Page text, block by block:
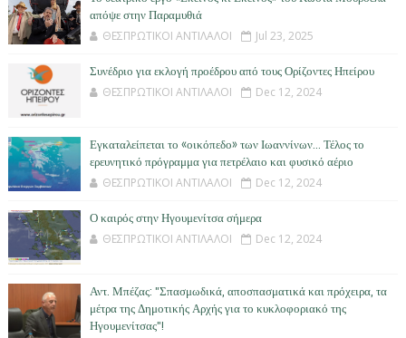
απόψε στην Παραμυθιά
ΘΕΣΠΡΩΤΙΚΟΙ ΑΝΤΙΛΑΛΟΙ Jul 23, 2025
Συνέδριο για εκλογή προέδρου από τους Ορίζοντες Ηπείρου
ΘΕΣΠΡΩΤΙΚΟΙ ΑΝΤΙΛΑΛΟΙ Dec 12, 2024
Εγκαταλείπεται το «οικόπεδο» των Ιωαννίνων… Τέλος το
ερευνητικό πρόγραμμα για πετρέλαιο και φυσικό αέριο
ΘΕΣΠΡΩΤΙΚΟΙ ΑΝΤΙΛΑΛΟΙ Dec 12, 2024
Ο καιρός στην Ηγουμενίτσα σήμερα
ΘΕΣΠΡΩΤΙΚΟΙ ΑΝΤΙΛΑΛΟΙ Dec 12, 2024
Αντ. Μπέζας: "Σπασμωδικά, αποσπασματικά και πρόχειρα, τα
μέτρα της Δημοτικής Αρχής για το κυκλοφοριακό της
Ηγουμενίτσας"!